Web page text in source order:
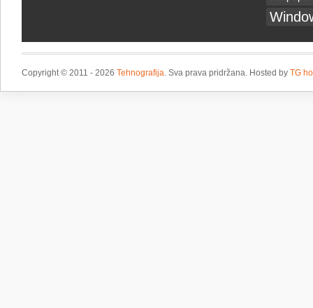
Copyright © 2011 - 2026 Tehnografija. Sva prava pridržana. Hosted by TG